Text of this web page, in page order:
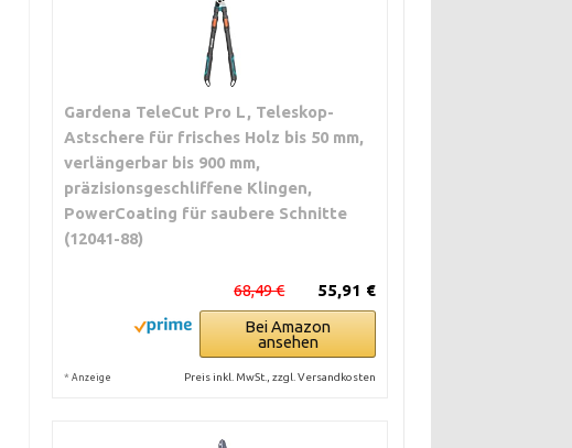
Gardena TeleCut Pro L, Teleskop-
Astschere für frisches Holz bis 50 mm,
verlängerbar bis 900 mm,
präzisionsgeschliffene Klingen,
PowerCoating für saubere Schnitte
(12041-88)
55,91 €
68,49 €
Bei Amazon
ansehen
* Anzeige Preis inkl. MwSt., zzgl. Versandkosten